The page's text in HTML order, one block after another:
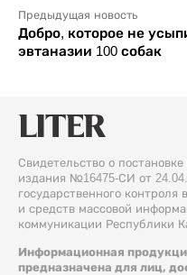
Предыдущая новость
Добро, которое не
эвтаназии 100 собак
Свидетельство о
издания №16475-СИ от
государственного
и средств массовой
коммуникации Республики
Информационная
предназначена для лиц,